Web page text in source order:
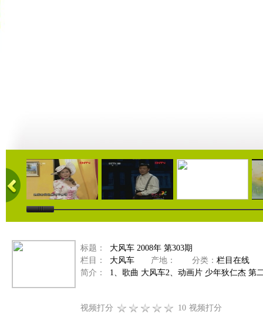
04:59 17:28 04:59
标题：
大风车 2008年 第303期
栏目：
大风车 产地： 分类： 栏目在线
简介：
1、歌曲 大风车2、动画片 少年狄仁杰 第
视频打分 10 视频打分